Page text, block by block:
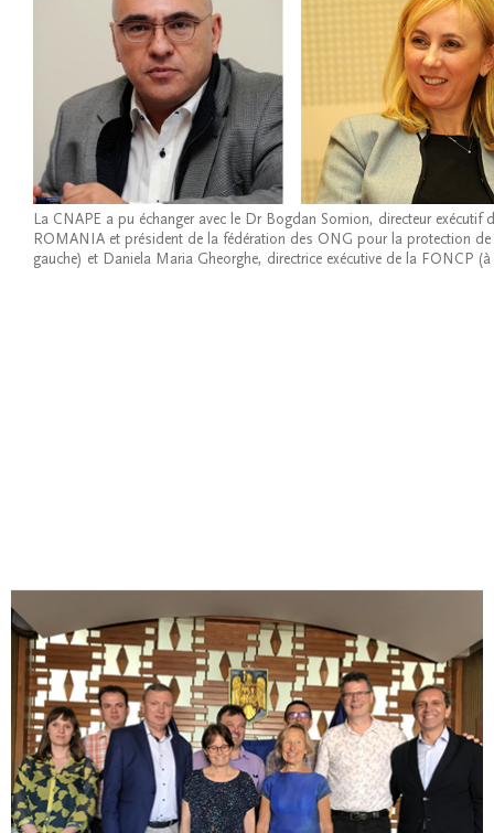
La CNAPE a pu échanger avec le Dr Bogdan Somion, directeur exécutif
ROMANIA et président de la fédération des ONG pour la protection de
gauche) et Daniela Maria Gheorghe, directrice exécutive de la FONCP